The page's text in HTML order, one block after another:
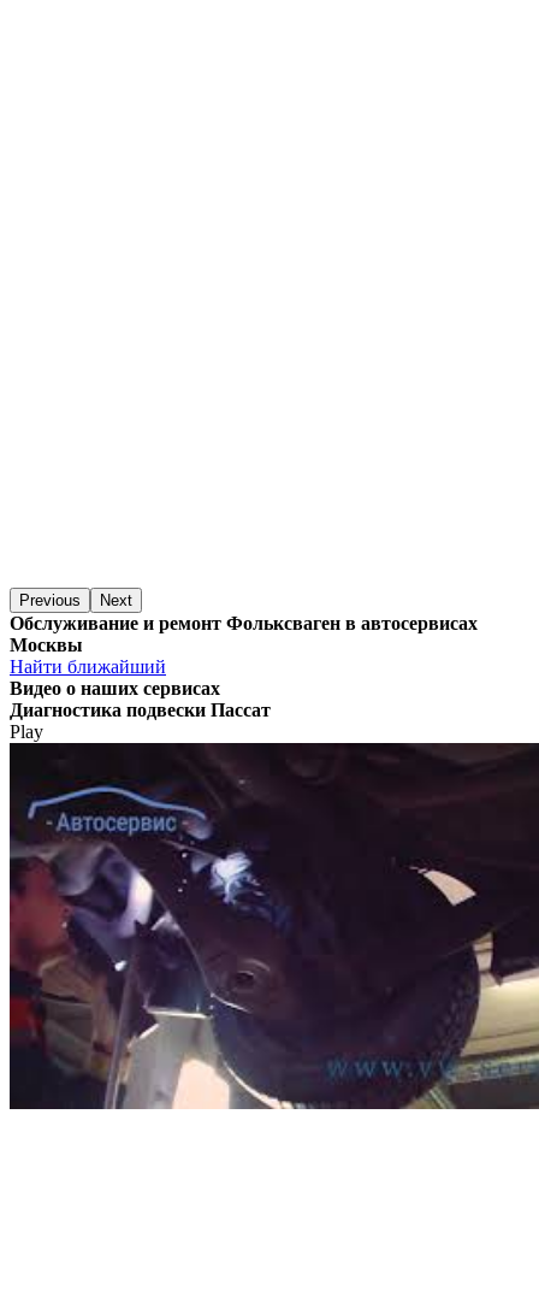
Previous Next
Обслуживание и ремонт Фольксваген в автосервисах
Москвы
Найти ближайший
Видео о наших сервисах
Диагностика подвески Пассат
Play